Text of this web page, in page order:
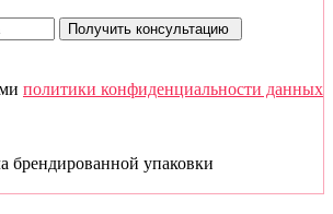
Получить консультацию
политики конфиденциальности данных
брендированной упаковки